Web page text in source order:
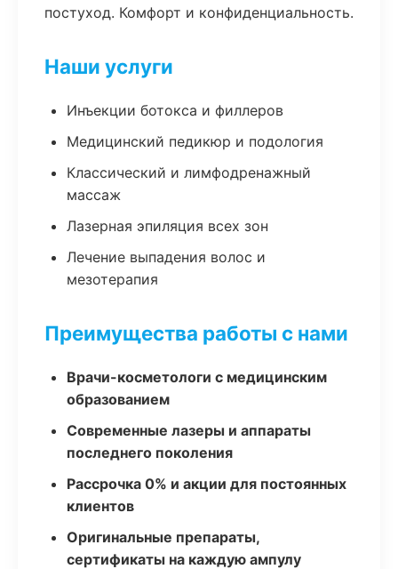
постуход. Комфорт и конфиденциальность.
Наши услуги
Инъекции ботокса и филлеров
Медицинский педикюр и подология
Классический и лимфодренажный
массаж
Лазерная эпиляция всех зон
Лечение выпадения волос и
мезотерапия
Преимущества работы с нами
Врачи-косметологи с медицинским
образованием
Современные лазеры и аппараты
последнего поколения
Рассрочка 0% и акции для постоянных
клиентов
Оригинальные препараты,
сертификаты на каждую ампулу